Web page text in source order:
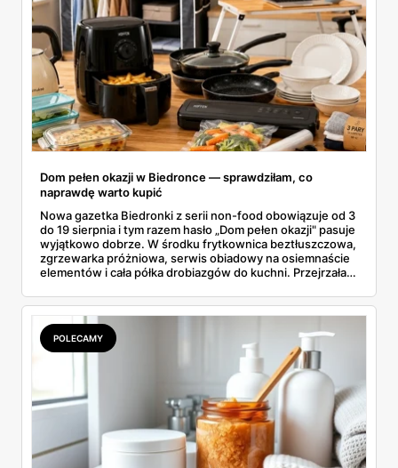
Dom pełen okazji w Biedronce — sprawdziłam, co
naprawdę warto kupić
Nowa gazetka Biedronki z serii non-food obowiązuje od 3
do 19 sierpnia i tym razem hasło „Dom pełen okazji" pasuje
wyjątkowo dobrze. W środku frytkownica beztłuszczowa,
zgrzewarka próżniowa, serwis obiadowy na osiemnaście
elementów i cała półka drobiazgów do kuchni. Przejrzałam
się przy półce z samego rana.
POLECAMY